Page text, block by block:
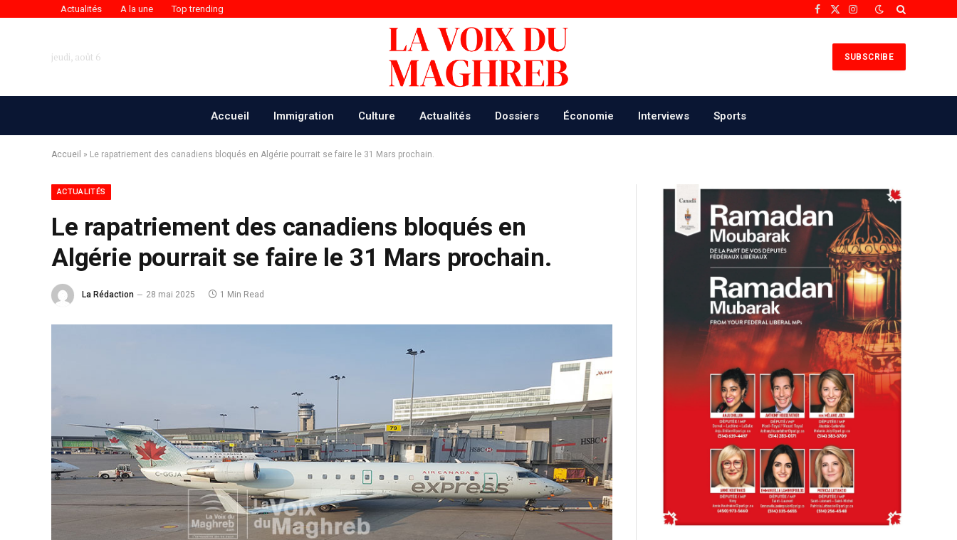
Actualités A la une Top trending Facebook
X
Instagram
jeudi, août 6 SUBSCRIBE
Accueil Immigration Culture Actualités Dossiers Économie Interviews Sports
Accueil » Le rapatriement des canadiens bloqués en Algérie pourrait se faire le 31 Mars prochain.
ACTUALITÉS
Le rapatriement des canadiens bloqués en
Algérie pourrait se faire le 31 Mars prochain.
La Rédaction 28 mai 2025 1 Min Read